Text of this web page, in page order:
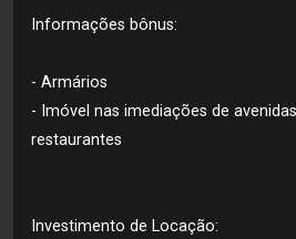
Informações bônus:
- Armários
- Imóvel nas imediações de
restaurantes
Investimento de Locação: